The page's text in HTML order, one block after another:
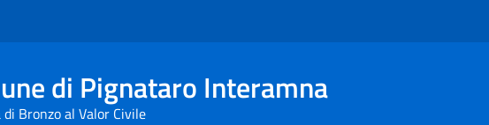
di Pignataro Interamna
di Bronzo al Valor Civile